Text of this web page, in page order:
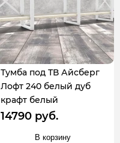
Тумба под ТВ Айсберг
Лофт 240 белый дуб
крафт белый
14790 руб.
В корзину